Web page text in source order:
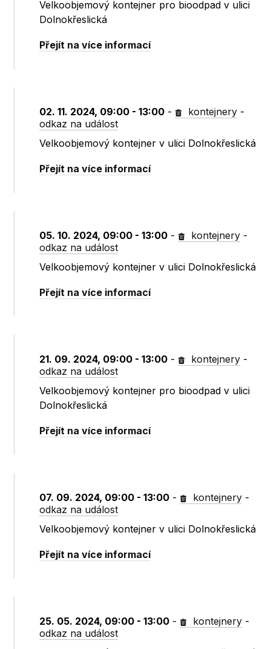
Velkoobjemový kontejner pro bioodpad v ulici
Dolnokřeslická
Přejít na více informací
02. 11. 2024, 09:00 - 13:00 - kontejnery -
odkaz na událost
Velkoobjemový kontejner v ulici Dolnokřeslická
Přejít na více informací
05. 10. 2024, 09:00 - 13:00 - kontejnery -
odkaz na událost
Velkoobjemový kontejner v ulici Dolnokřeslická
Přejít na více informací
21. 09. 2024, 09:00 - 13:00 - kontejnery -
odkaz na událost
Velkoobjemový kontejner pro bioodpad v ulici
Dolnokřeslická
Přejít na více informací
07. 09. 2024, 09:00 - 13:00 - kontejnery -
odkaz na událost
Velkoobjemový kontejner v ulici Dolnokřeslická
Přejít na více informací
25. 05. 2024, 09:00 - 13:00 - kontejnery -
odkaz na událost